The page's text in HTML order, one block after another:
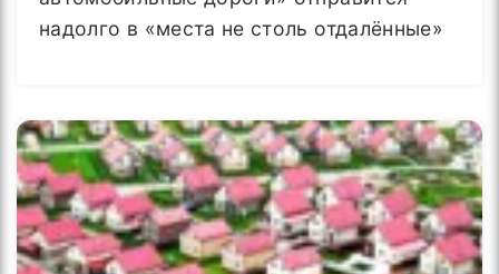
надолго в «места не столь отдалённые»